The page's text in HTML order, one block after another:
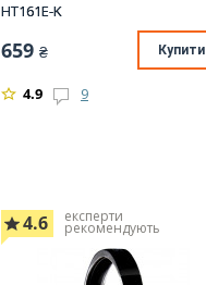
HT161E-K
659 ₴ Купити
4.9 9
4.6 експерти
рекомендують